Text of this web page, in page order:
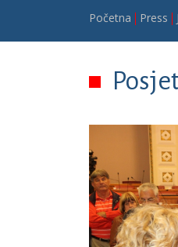
Početna Press